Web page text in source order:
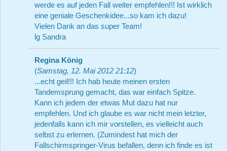
werde es auf jeden Fall weiter empfehlen!!! Ist wirklich
eine geniale Geschenkidee...so kam ich dazu!
Vielen Dank an das super Team!
lg Sandra
Regina König
(Samstag, 12. Mai 2012 21:12)
...echt geil!!! Ich hab heute meinen ersten
Tandemsprung gemacht, das war einfach Spitze.
Kann ich jedem der etwas Mut dazu hat nur
empfehlen. Und ich glaube es war nicht mein letzter,
jedenfalls kann ich mir vorstellen, es vielleicht auch
selbst zu erlernen. (Zumindest hat mich der
Fallschirmspringer-Virus befallen, denn ich finde es ist